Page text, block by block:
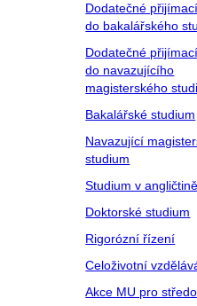
Dodatečné
do bakalářského
Dodatečné
do navazujícího
magisterského
Bakalářské studium
Navazující
studium
Studium v angličtině
Doktorské studium
Rigorózní řízení
Celoživotní
Akce MU pro